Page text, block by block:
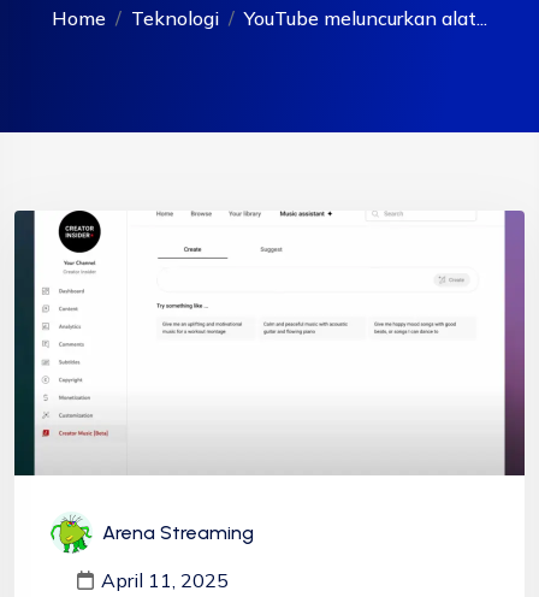
Home Teknologi YouTube meluncurkan alat...
Arena Streaming
April 11, 2025